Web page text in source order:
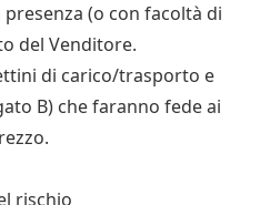
alla presenza (o con facoltà di
del Venditore.
di carico/trasporto e
B) che faranno fede ai
rischio